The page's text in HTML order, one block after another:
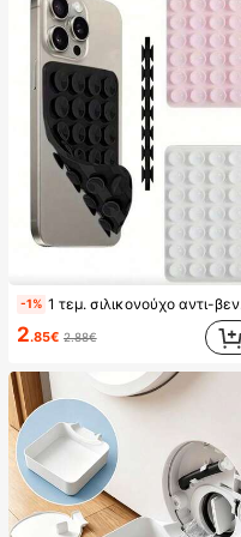
-1% 1 τεμ. σιλικονούχο αντι-βεντούζι κινητού, 28 τεμ. σιλικονούχες βεντούζες (αυτοκόλλητα μαξιβάρια βεντούζας), αντι-αυτοκόλλητο κινητού, μαξιβάρι βεντούζας power bank κινητού (συμβατό με iPhone, Android κινητά), δώρο γενεθλίων, βάση κινητού για οικογένεια/φίλους, στήριγμα κινητού, αξεσουάρ κινητού
2.85€ 2.88€